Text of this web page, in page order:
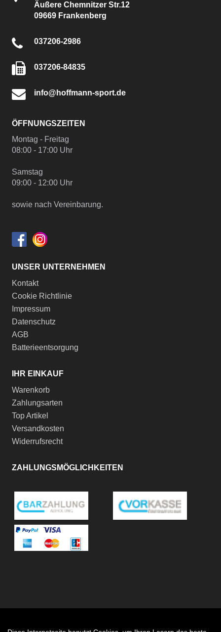
Äußere Chemnitzer Str.12
09669 Frankenberg
037206-2986
037206-84835
info@hoffmann-sport.de
ÖFFNUNGSZEITEN
Montag - Freitag
08:00 - 17:00 Uhr
Samstag
09:00 - 12:00 Uhr
sowie nach Vereinbarung.
UNSER UNTERNEHMEN
Kontakt
Cookie Richtlinie
Impressum
Datenschutz
AGB
Batterieentsorgung
IHR EINKAUF
Warenkorb
Zahlungsarten
Top Artikel
Versandkosten
Widerrufsrecht
ZAHLUNGSMÖGLICHKEITEN